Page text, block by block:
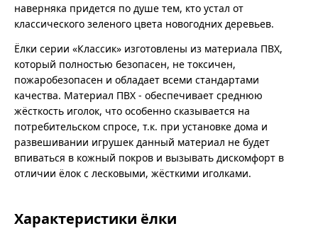
наверняка придется по душе тем, кто устал от
классического зеленого цвета новогодних деревьев.
Ёлки серии «Классик» изготовлены из материала ПВХ,
который полностью безопасен, не токсичен,
пожаробезопасен и обладает всеми стандартами
качества. Материал ПВХ - обеспечивает среднюю
жёсткость иголок, что особенно сказывается на
потребительском спросе, т.к. при установке дома и
развешивании игрушек данный материал не будет
впиваться в кожный покров и вызывать дискомфорт в
отличии ёлок с лесковыми, жёсткими иголками.
Характеристики ёлки